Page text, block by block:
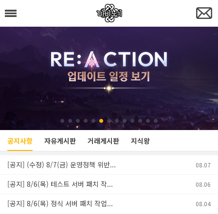
공지사항 자유게시판 거래게시판 지식왕
[공지] (수정) 8/7(금) 운영정책 위반... 08.07
[공지] 8/6(목) 테스트 서버 패치 작... 08.06
[공지] 8/6(목) 정식 서버 패치 작업... 08.04